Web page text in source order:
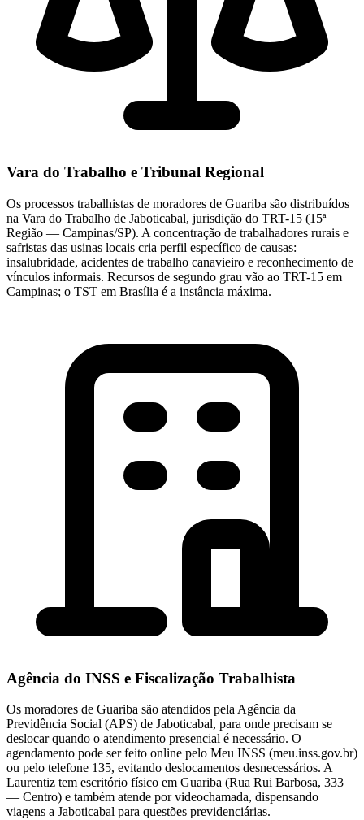
Vara do Trabalho e Tribunal Regional
Os processos trabalhistas de moradores de Guariba são distribuídos
na Vara do Trabalho de Jaboticabal, jurisdição do TRT-15 (15ª
Região — Campinas/SP). A concentração de trabalhadores rurais e
safristas das usinas locais cria perfil específico de causas:
insalubridade, acidentes de trabalho canavieiro e reconhecimento de
vínculos informais. Recursos de segundo grau vão ao TRT-15 em
Campinas; o TST em Brasília é a instância máxima.
Agência do INSS e Fiscalização Trabalhista
Os moradores de Guariba são atendidos pela Agência da
Previdência Social (APS) de Jaboticabal, para onde precisam se
deslocar quando o atendimento presencial é necessário. O
agendamento pode ser feito online pelo Meu INSS (meu.inss.gov.br)
ou pelo telefone 135, evitando deslocamentos desnecessários. A
Laurentiz tem escritório físico em Guariba (Rua Rui Barbosa, 333
— Centro) e também atende por videochamada, dispensando
viagens a Jaboticabal para questões previdenciárias.